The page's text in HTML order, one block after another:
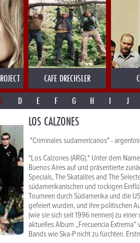
CAFE DRECHSLER
C D E F G H I J
LOS CALZONES
"Criminales sudamericanos" -
*Los Calzones (ARG).* Unter dem
Buenos Aires auf und präsentierte
Specials, The Skatalites and The
südamerikanischen und rockigen
Tourneen durch Südamerika und die
gefeiert wurden, und ihre politischen
(wie sie sich seit 1996 nennen) zu
aktuelles Album „Frecuencia
Bands wie Ska-P nicht zu fürchten.